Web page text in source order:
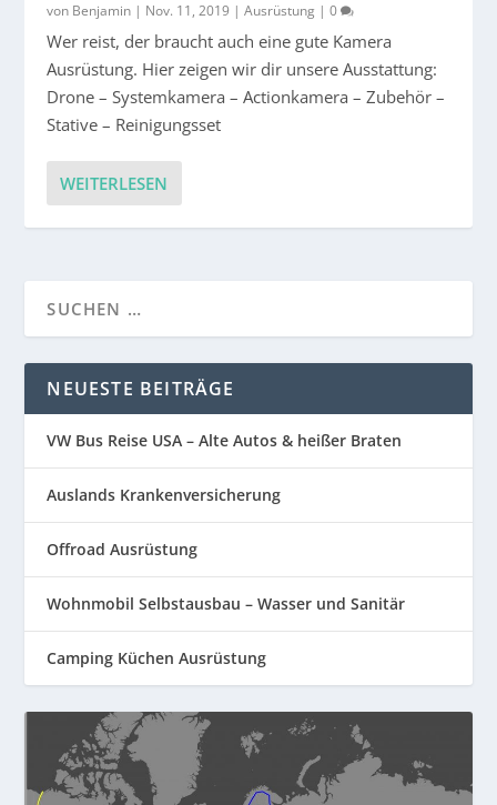
von Benjamin | Nov. 11, 2019 |Ausrüstung |0
Wer reist, der braucht auch eine gute Kamera
Ausrüstung. Hier zeigen wir dir unsere Ausstattung:
Drone – Systemkamera – Actionkamera – Zubehör –
Stative – Reinigungsset
WEITERLESEN
NEUESTE BEITRÄGE
VW Bus Reise USA – Alte Autos & heißer Braten
Auslands Krankenversicherung
Offroad Ausrüstung
Wohnmobil Selbstausbau – Wasser und Sanitär
Camping Küchen Ausrüstung